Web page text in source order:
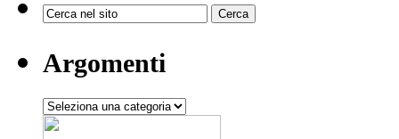
Argomenti
Argomenti